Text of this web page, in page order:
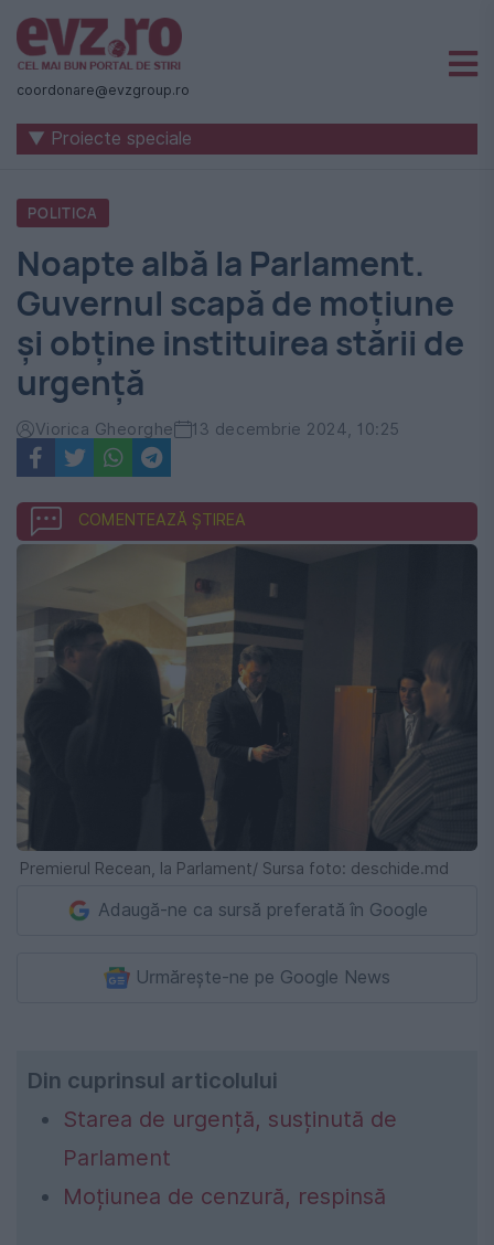
Știri
naționale
internaționale
România
-
Evenimentul
Zilei
coordonare@evzgroup.ro
▼ Proiecte speciale
POLITICA
Noapte albă la Parlament.
Guvernul scapă de moțiune
și obține instituirea stării de
urgență
Viorica Gheorghe 13 decembrie 2024, 10:25
COMENTEAZĂ ȘTIREA
Premierul Recean, la Parlament/ Sursa foto: deschide.md
Adaugă-ne ca sursă preferată în Google
Urmărește-ne pe Google News
Din cuprinsul articolului
Starea de urgență, susținută de
Parlament
Moțiunea de cenzură, respinsă